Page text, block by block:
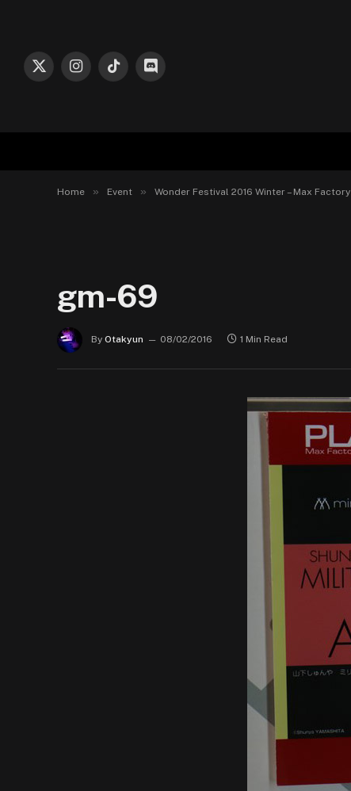
X
InstagramTikTokDiscord
Home » Event » Wonder Festival 2016 Winter – Max Factory
gm-69
By Otakyun 08/02/2016 1 Min Read